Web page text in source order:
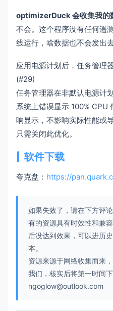
optimizerDuck 会收集我的
不会。这个程序没有任何遥
线运行，啥数据也不会发出去
应用电源计划后，任务管理
(#29)
任务管理器在非默认电源计
系统上错误显示 100% CPU
响显示，不影响实际性能或
只需关闭此优化。
软件下载
夸克盘： https://
如果失效了，请在下方评
有的资源具有时效性和兼
后没达到效果，可以进历
本。
资源来源于网络收集而来
我们，核实后将第一时间
ngoglow@outlook.com